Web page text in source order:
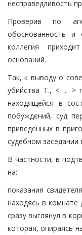
несправедливость
Проверив по
обоснованность и
коллегия
оснований.
Так, к выводу о
убийства Т., < ... >
находящейся в
побуждений, суд
приведенных в
судебном
В частности, в
на:
показания
находясь в комнате
сразу выглянул в
которая, опираясь